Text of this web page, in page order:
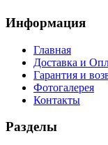
Информация
Главная
Доставка и
Гарантия и
Фотогалерея
Контакты
Разделы